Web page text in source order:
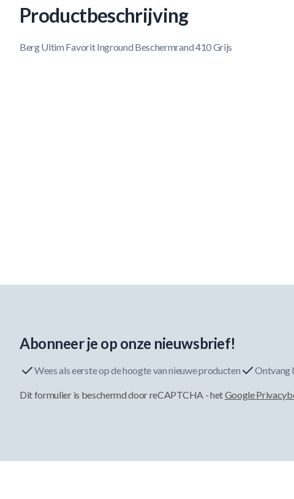
Productbeschrijving
Berg Ultim Favorit Inground Beschermrand 410 Grijs
Abonneer je op onze nieuwsbrief!
Wees als eerste op de hoogte van nieuwe producten Ontvang
Dit formulier is beschermd door reCAPTCHA - hetGoogle